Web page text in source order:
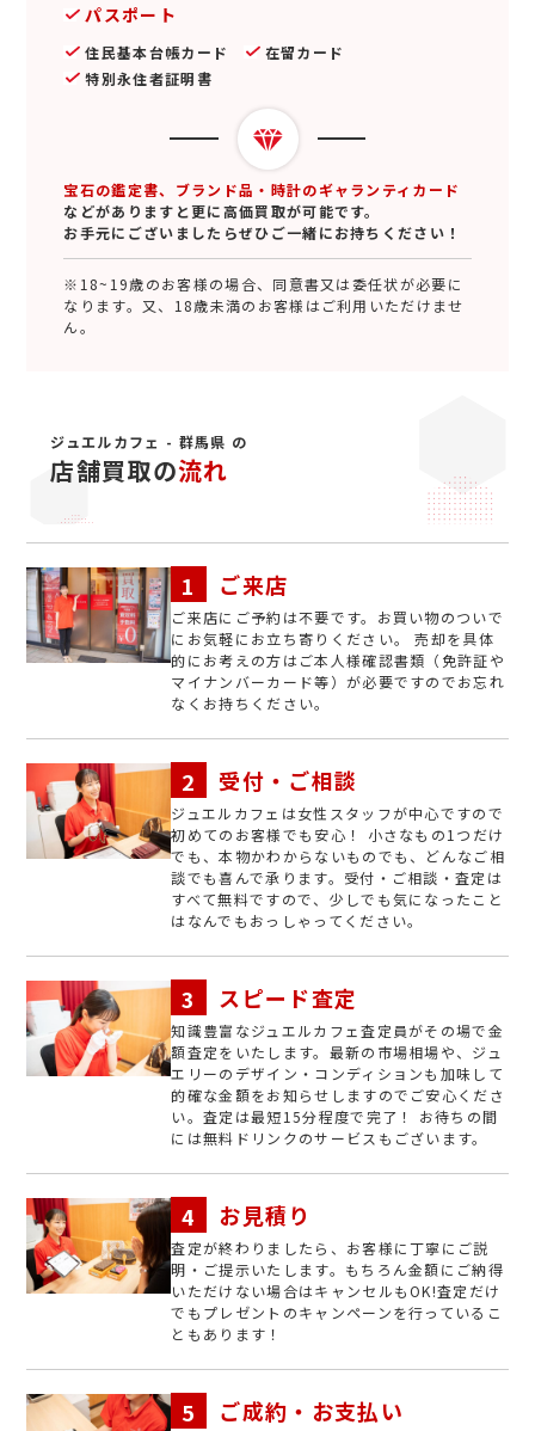
パスポート
住民基本台帳カード
在留カード
特別永住者証明書
宝石の鑑定書、ブランド品・時計のギャランティカード
などがありますと更に高価買取が可能です。
お手元にございましたらぜひご一緒にお持ちください！
※18~19歳のお客様の場合、同意書又は委任状が必要に
なります。又、18歳未満のお客様はご利用いただけませ
ん。
ジュエルカフェ - 群馬県 の
店舗買取の流れ
ご来店
ご来店にご予約は不要です。お買い物のついで
にお気軽にお立ち寄りください。 売却を具体
的にお考えの方はご本人様確認書類（免許証や
マイナンバーカード等）が必要ですのでお忘れ
なくお持ちください。
受付・ご相談
ジュエルカフェは女性スタッフが中心ですので
初めてのお客様でも安心！ 小さなもの1つだけ
でも、本物かわからないものでも、どんなご相
談でも喜んで承ります。受付・ご相談・査定は
すべて無料ですので、少しでも気になったこと
はなんでもおっしゃってください。
スピード査定
知識豊富なジュエルカフェ査定員がその場で金
額査定をいたします。最新の市場相場や、ジュ
エリーのデザイン・コンディションも加味して
的確な金額をお知らせしますのでご安心くださ
い。査定は最短15分程度で完了！ お待ちの間
には無料ドリンクのサービスもございます。
お見積り
査定が終わりましたら、お客様に丁寧にご説
明・ご提示いたします。もちろん金額にご納得
いただけない場合はキャンセルもOK!査定だけ
でもプレゼントのキャンペーンを行っているこ
ともあります！
ご成約・お支払い